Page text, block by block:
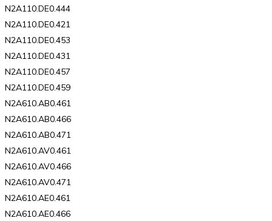
N2A110.DE0.444
N2A110.DE0.421
N2A110.DE0.453
N2A110.DE0.431
N2A110.DE0.457
N2A110.DE0.459
N2A610.AB0.461
N2A610.AB0.466
N2A610.AB0.471
N2A610.AV0.461
N2A610.AV0.466
N2A610.AV0.471
N2A610.AE0.461
N2A610.AE0.466